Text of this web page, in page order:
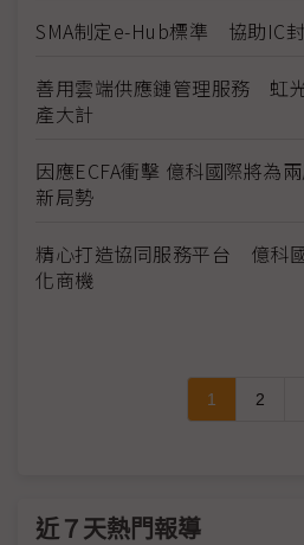
SMA制定e-Hub標準 協助IC
善用雲端供應鏈管理服務 虹
產大計
因應ECFA衝擊 億科國際將為
新局勢
精心打造協同服務平台 億科
化商機
1 2
近７天熱門報導